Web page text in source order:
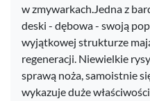
w zmywarkach.Jedna z
deski - dębowa - swoją
wyjątkowej strukturze
regeneracji. Niewielkie
sprawą noża, samoistnie
wykazuje duże